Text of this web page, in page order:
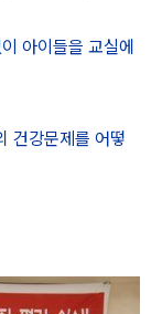
아이들을 교실에
건강문제를 어떻